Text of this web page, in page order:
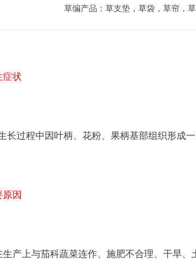
草编产品：草支垫，草袋，草帘，
症状
长过程中因叶柄、花粉、果柄基部组织形成
因
生产上与茄科蔬菜连作、施肥不合理、干旱